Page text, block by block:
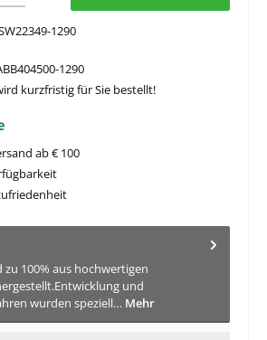
1290
1290
kurzfristig für Sie bestellt!
ab € 100
zu 100% aus hochwertigen
und
wurden speziell… Mehr